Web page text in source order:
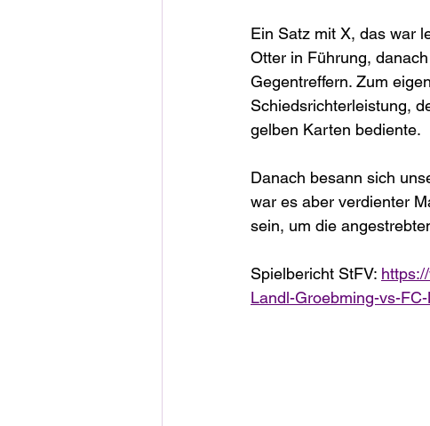
Ein Satz mit X, das war
Otter in Führung,
Gegentreffern. Zum
Schiedsrichterleistung,
gelben Karten bediente.
Danach besann sich
war es aber verdienter
sein, um die
Spielbericht StFV:
Landl-Groebming-vs-